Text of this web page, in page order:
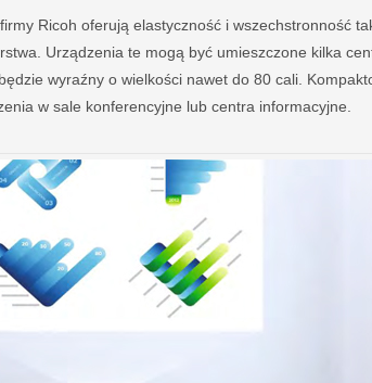
firmy Ricoh oferują elastyczność i wszechstronność
Urządzenia te mogą być umieszczone kilka
wyraźny o wielkości nawet do 80 cali.
w sale konferencyjne lub centra informacyjne.